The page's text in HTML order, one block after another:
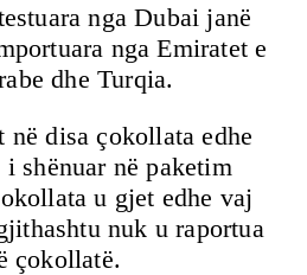
nga Dubai janë
nga Emiratet e
dhe Turqia.
në disa çokollata edhe
shënuar në paketim
u gjet edhe vaj
nuk u raportua
çokollatë.